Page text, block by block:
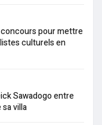
concours pour mettre
culturels en
Sawadogo entre
villa